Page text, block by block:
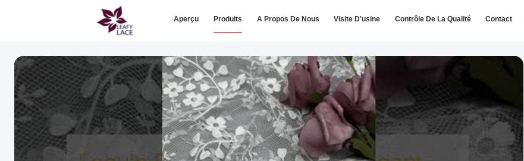
Aperçu Produits A Propos De Nous Visite D'usine Contrôle De La Qualité Contact